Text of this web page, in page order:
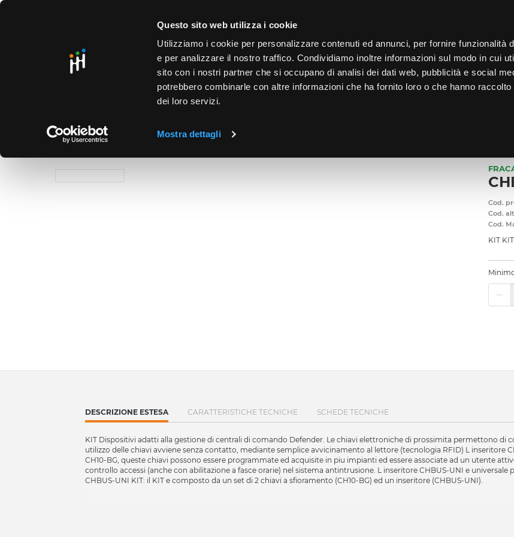
Questo sito web utilizza i cookie
Utilizziamo i cookie per personalizzare contenuti ed annunci, per fornire funzionalità
e per analizzare il nostro traffico. Condividiamo inoltre informazioni sul modo in cui
sito con i nostri partner che si occupano di analisi dei dati web, pubblicità e social
potrebbero combinarle con altre informazioni che ha fornito loro o che hanno
dei loro servizi.
Mostra dettagli
text.skipToContent
text.skipToNavigation
SOLO 33 GIORNI PER ISCRIVERTI, SCARICA SUBITO QUI IL TUO
PUNTI VENDITA BUSINESS UNIT
HOME / SICUREZZA
Cod.
Cod.
Cod.
KIT
CURRENT
TAB:
DESCRIZIONE ESTESA CARATTERISTICHE TECNICHE SCHEDE TECNICHE
KIT Dispositivi adatti alla gestione di centrali di comando Defender. Le chiavi elettroniche di prossimita permettono di
utilizzo delle chiavi avviene senza contatto, mediante semplice avvicinamento al lettore (tecnologia RFID) L inseritore
CH10-BG, queste chiavi possono essere programmate ed acquisite in piu impianti ed essere associate ad un utente
controllo accessi (anche con abilitazione a fasce orarie) nel sistema antintrusione. L inseritore CHBUS-UNI e
CHBUS-UNI KIT: il KIT e composto da un set di 2 chiavi a sfioramento (CH10-BG) ed un inseritore (CHBUS-UNI).